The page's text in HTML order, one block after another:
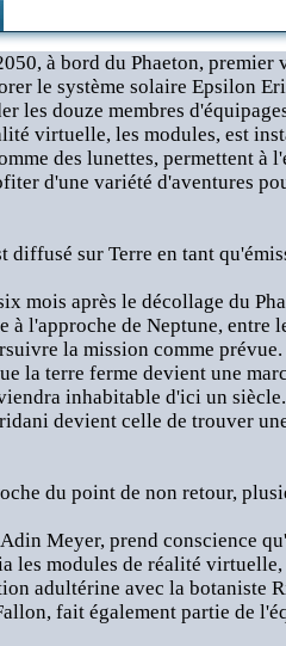
à bord du Phaeton, premier
le système solaire Epsilon
les douze membres
virtuelle, les modules, est
des lunettes, permettent à
d'une variété d'aventures
diffusé sur Terre en tant
mois après le décollage du
l'approche de Neptune, entre
la mission comme
la terre ferme devient une
inhabitable d'ici un
devient celle de trouver
du point de non retour,
Meyer, prend conscience
les modules de réalité
adultérine avec la botaniste
fait également partie de